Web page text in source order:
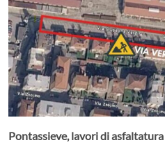
Pontassieve, lavori di